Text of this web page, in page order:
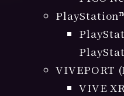
VIVEPORT
VIVE